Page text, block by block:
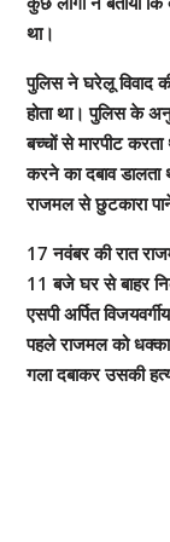
था।
पुलिस ने घरेलू विवाद
होता था। पुलिस के
बच्चों से मारपीट
करने का दबाव डालता
राजमल से छुटकारा
17 नवंबर की रात
11 बजे घर से बाहर
एसपी अर्पित
पहले राजमल को
गला दबाकर उसकी